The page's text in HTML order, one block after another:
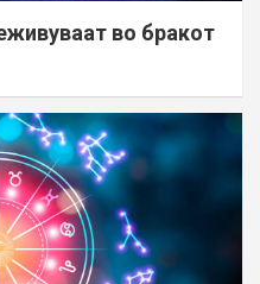
во бракот